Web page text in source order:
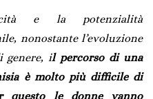
e la potenzialità
nonostante l’evoluzione
genere, il percorso di una
è molto più difficile di
le donne vanno